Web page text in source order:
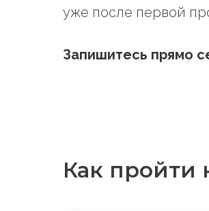
уже после первой
Запишитесь прямо
Как пройти